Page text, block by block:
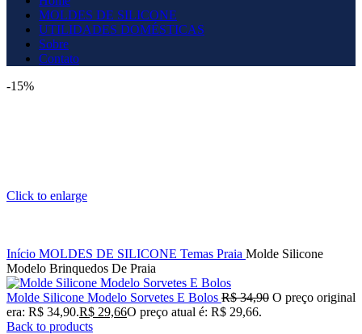
MOLDES DE SILICONE
UTILIDADES DOMÉSTICAS
Sobre
Contato
-15%
Click to enlarge
Início MOLDES DE SILICONE Temas Praia Molde Silicone
Modelo Brinquedos De Praia
Molde Silicone Modelo Sorvetes E Bolos R$34,90 O preço original
era: R$ 34,90.R$ 29,66O preço atual é: R$ 29,66.
Back to products